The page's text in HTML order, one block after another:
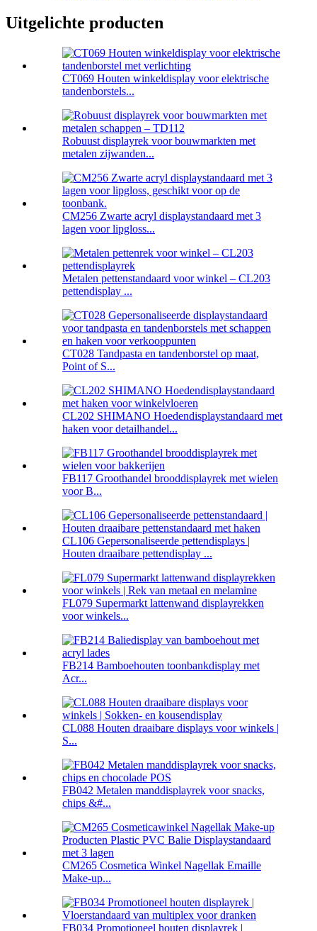
Uitgelichte producten
CT069 Houten winkeldisplay voor elektrische
tandenborstels...
Robuust displayrek voor bouwmarkten met
metalen zijwanden...
CM256 Zwarte acryl displaystandaard met 3
lagen voor lipgloss...
Metalen pettenstandaard voor winkel – CL203
pettendisplay ...
CT028 Tandpasta en tandenborstel op maat,
Point of S...
CL202 SHIMANO Hoedendisplaystandaard met
haken voor detailhandel...
FB117 Groothandel brooddisplayrek met wielen
voor B...
CL106 Gepersonaliseerde pettendisplays |
Houten draaibare pettendisplay ...
FL079 Supermarkt lattenwand displayrekken
voor winkels...
FB214 Bamboehouten toonbankdisplay met
Acr...
CL088 Houten draaibare displays voor winkels |
S...
FB042 Metalen manddisplayrek voor snacks,
chips &#...
CM265 Cosmetica Winkel Nagellak Emaille
Make-up...
FB034 Promotioneel houten displayrek |